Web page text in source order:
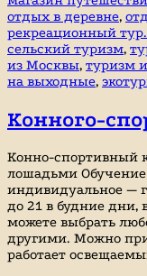
отдых в деревне,
рекреационный тур.
сельский туризм,
из Москвы, туризм
на выходные,
Конного-
Конно-спортивный
лошадьми Обучение
индивидуальное —
до 21 в будние
можете выбрать
другими. Можно
работает